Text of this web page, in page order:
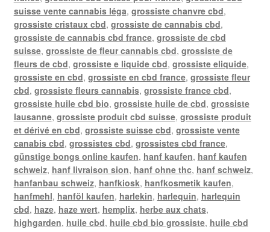
suisse vente cannabis léga, grossiste chanvre cbd,
grossiste cristaux cbd, grossiste de cannabis cbd,
grossiste de cannabis cbd france, grossiste de cbd
suisse, grossiste de fleur cannabis cbd, grossiste de
fleurs de cbd, grossiste e liquide cbd, grossiste eliquide,
grossiste en cbd, grossiste en cbd france, grossiste fleur
cbd, grossiste fleurs cannabis, grossiste france cbd,
grossiste huile cbd bio, grossiste huile de cbd, grossiste
lausanne, grossiste produit cbd suisse, grossiste produit
et dérivé en cbd, grossiste suisse cbd, grossiste vente
canabis cbd, grossistes cbd, grossistes cbd france,
günstige bongs online kaufen, hanf kaufen, hanf kaufen
schweiz, hanf livraison sion, hanf ohne thc, hanf schweiz,
hanfanbau schweiz, hanfkiosk, hanfkosmetik kaufen,
hanfmehl, hanföl kaufen, harlekin, harlequin, harlequin
cbd, haze, haze wert, hemplix, herbe aux chats,
highgarden, huile cbd, huile cbd bio grossiste, huile cbd